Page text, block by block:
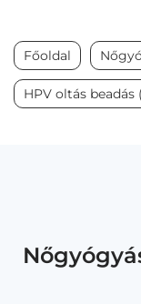
Főoldal
HPV oltás